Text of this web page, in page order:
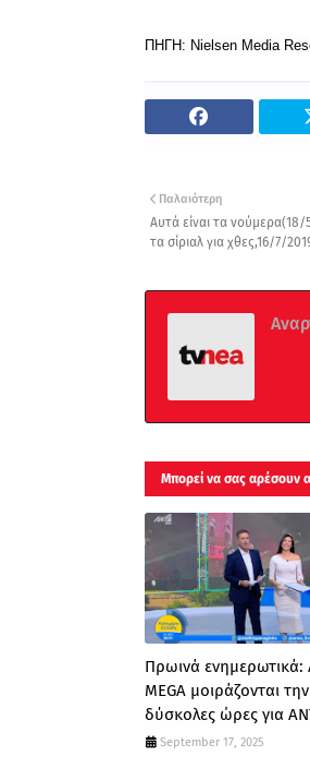
ΠΗΓΗ: Nielsen Media
Παλαιότερη
Αυτά είναι τα νούμερα(18/
τα σίριαλ για χθες,16/7/
Μπορεί να σας αρέσουν
Πρωινά ενημερωτικά:
MEGA μοιράζονται
δύσκολες ώρες για
September 17, 2025